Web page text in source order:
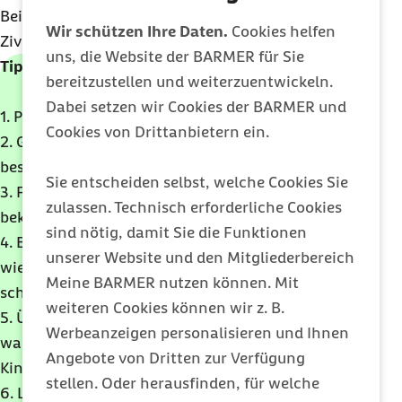
Wir schützen Ihre Daten. Cookies helfen
uns, die Website der BARMER für Sie
bereitzustellen und weiterzuentwickeln.
Dabei setzen wir Cookies der BARMER und
Cookies von Drittanbietern ein.
Sie entscheiden selbst, welche Cookies Sie
zulassen. Technisch erforderliche Cookies
sind nötig, damit Sie die Funktionen
unserer Website und den Mitgliederbereich
Meine BARMER nutzen können. Mit
weiteren Cookies können wir z. B.
Werbeanzeigen personalisieren und Ihnen
Angebote von Dritten zur Verfügung
stellen. Oder herausfinden, für welche
Beispiel, dass sich damit vielen
Zivilisationskrankheiten sehr gut vorbeugen lässt.
Tipps für das Kochen mit Kindern
1. Planen Sie mehr Zeit...
2. Gibt es einen Tag in der Woche, an dem es
besonders gut passt?
3. Für den Start eignen sich einfache Rezepte mit
bekannten Zutaten und wenigen Arbeitsschritten.
4. Beteiligen Sie die Kinder auch an kleinen Dingen
wie Kräuter zupfen, Käse reiben oder Gemüse
schneiden!
5. Überlegen Sie gemeinsam mit Ihren Kindern,
was Sie kochen möchten. Oder Sie stellen Ihren
Kindern zwei Rezepte zur Auswahl.
6. Lesen Sie das Rezept gemeinsam vor dem